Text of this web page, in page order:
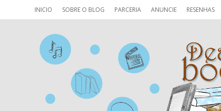
INICIO SOBRE O BLOG PARCERIA ANUNCIE RESENHAS